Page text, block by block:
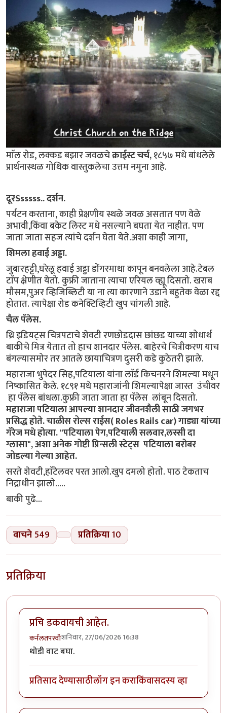
माॅल रोड, लक्कड बझार जवळचेक्राईस्ट चर्च,१८५७ मधे बांधलेले
प्रार्थनास्थळ गोथिक वास्तुकलेचा उत्तम नमुना आहे.
दूरSsssss.. दर्शन.
पर्यटन करताना, काही प्रेक्षणीय स्थळे जवळ असतात पण वेळे
अभावी,किंवा बकेट लिस्ट मधे नसल्याने बघता येत नाहीत. पण
जाता जाता सहज त्यांचे दर्शन घेता येते.अशा काही जागा,
शिमला हवाई अड्डा.
जुबारहट्टी,घरेलू हवाई अड्डा डोंगरमाथा कापून बनवलेला आहे.टेबल
टाॅप क्ष्रेणीत येतो. कुफ्री जाताना त्याचा एरियल व्ह्यू दिसतो. खराब
मौसम,पुअर व्हिजिब्लिटी या ना त्या कारणाने उडाने बहुतेक वेळा रद्द
होतात. त्यापेक्षा रोड कनेक्टिव्हिटी खुप चांगली आहे.
चैल पॅलेस.
थ्रि इडियट्स चित्रपटाचे शेवटी रणछोडदास छांछड याच्या शोधार्थ
बाकीचे मित्र येतात तो हाच शानदार पॅलेस. बाहेरचे चित्रीकरण याच
बंगल्यासमोर तर आतले छायाचित्रण दुसरी कडे कुठेतरी झाले.
महाराजा भुपेदर सिह,पटियाला यांना लाॅर्ड किचनरने शिमल्या मधून
निष्कासित केले. १८९१ मधे महाराजांनी शिमल्यापेक्षा जास्त उंचीवर
हा पॅलेस बांधला.कुफ्री जाता जाता हा पॅलेस लांबून दिसतो.
महाराजा पटियाला आपल्या शानदार जीवनशैली साठी जगभर
प्रसिद्ध होते. चाळीस रोल्स राईस( Roles Rails car) गाड्या यांच्या
गॅरेज मधे होत्या. "पटियाला पेग,पटियाली सलवार,लस्सी दा
ग्लासा", अशा अनेक गोष्टी प्रिन्सली स्टेट्स पटियाला बरोबर
जोडल्या गेल्या आहेत.
सरते शेवटी,हाॅटेलवर परत आलो.खुप दमलो होतो. पाठ टेकताच
निद्राधीन झालो.....
बाकी पुढे...
वाचने549 प्रतिक्रिया10
प्रतिक्रिया
प्रचि डकवायची आहेत.
कर्नलतपस्वीशनिवार, 27/06/2026 16:38
थोडी वाट बघा.
प्रतिसाद देण्यासाठीलॉग इन कराकिंवासदस्य व्हा